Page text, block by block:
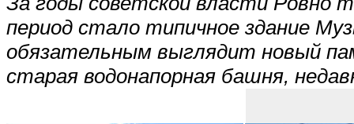
период стало типичное здание
обязательным выглядит новый
старая водонапорная башня,